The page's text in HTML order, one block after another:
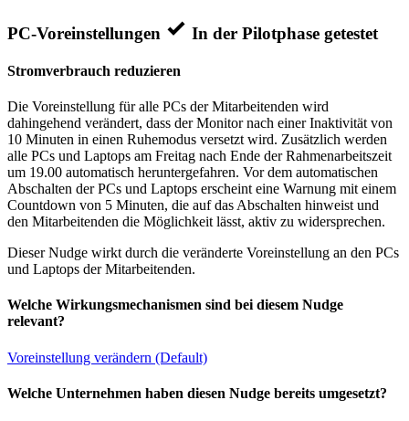
PC-Voreinstellungen In der Pilotphase getestet
Stromverbrauch reduzieren
Die Voreinstellung für alle PCs der Mitarbeitenden wird
dahingehend verändert, dass der Monitor nach einer Inaktivität von
10 Minuten in einen Ruhemodus versetzt wird. Zusätzlich werden
alle PCs und Laptops am Freitag nach Ende der Rahmenarbeitszeit
um 19.00 automatisch heruntergefahren. Vor dem automatischen
Abschalten der PCs und Laptops erscheint eine Warnung mit einem
Countdown von 5 Minuten, die auf das Abschalten hinweist und
den Mitarbeitenden die Möglichkeit lässt, aktiv zu widersprechen.
Dieser Nudge wirkt durch die veränderte Voreinstellung an den PCs
und Laptops der Mitarbeitenden.
Welche Wirkungsmechanismen sind bei diesem Nudge
relevant?
Voreinstellung verändern (Default)
Welche Unternehmen haben diesen Nudge bereits umgesetzt?